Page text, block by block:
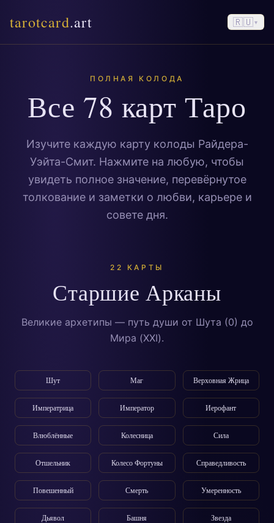
tarotcard.art 🇷🇺▾
ПОЛНАЯ КОЛОДА
Все 78 карт Таро
Изучите каждую карту колоды Райдера-
Уэйта-Смит. Нажмите на любую, чтобы
увидеть полное значение, перевёрнутое
толкование и заметки о любви, карьере и
совете дня.
22 КАРТЫ
Старшие Арканы
Великие архетипы — путь души от Шута (0) до
Мира (XXI).
Шут Маг Верховная Жрица
Императрица Император Иерофант
Влюблённые Колесница Сила
Отшельник Колесо Фортуны Справедливость
Повешенный Смерть Умеренность
Дьявол Башня Звезда